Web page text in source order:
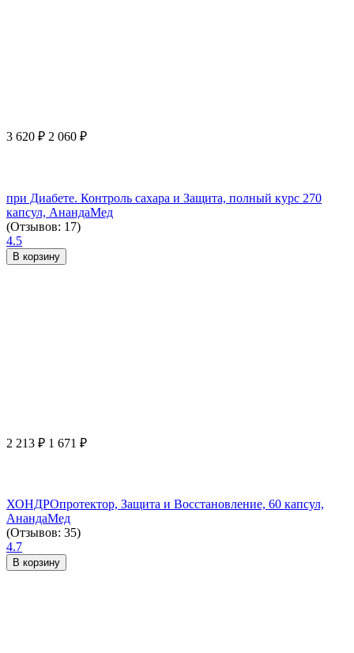
3 620 ₽ 2 060 ₽
при Диабете. Контроль сахара и Защита, полный курс 270
капсул, АнандаМед
(Отзывов: 17)
4.5
В корзину
2 213 ₽ 1 671 ₽
ХОНДРОпротектор, Защита и Восстановление, 60 капсул,
АнандаМед
(Отзывов: 35)
4.7
В корзину